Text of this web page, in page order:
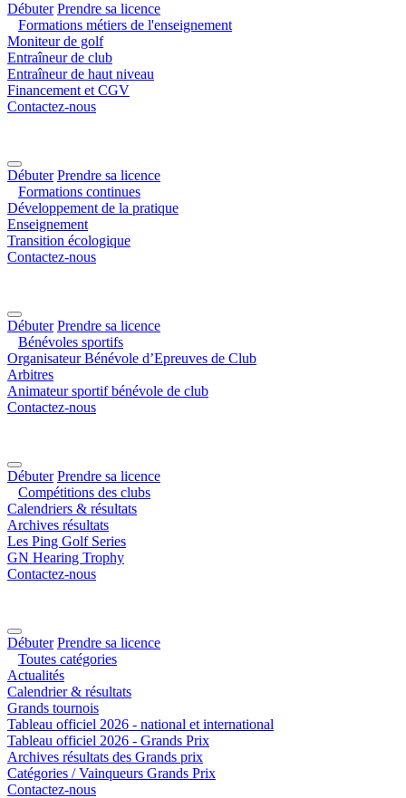
Débuter Prendre sa licence
Formations métiers de l'enseignement
Moniteur de golf
Entraîneur de club
Entraîneur de haut niveau
Financement et CGV
Contactez-nous
Débuter Prendre sa licence
Formations continues
Développement de la pratique
Enseignement
Transition écologique
Contactez-nous
Débuter Prendre sa licence
Bénévoles sportifs
Organisateur Bénévole d’Epreuves de Club
Arbitres
Animateur sportif bénévole de club
Contactez-nous
Débuter Prendre sa licence
Compétitions des clubs
Calendriers & résultats
Archives résultats
Les Ping Golf Series
GN Hearing Trophy
Contactez-nous
Débuter Prendre sa licence
Toutes catégories
Actualités
Calendrier & résultats
Grands tournois
Tableau officiel 2026 - national et international
Tableau officiel 2026 - Grands Prix
Archives résultats des Grands prix
Catégories / Vainqueurs Grands Prix
Contactez-nous